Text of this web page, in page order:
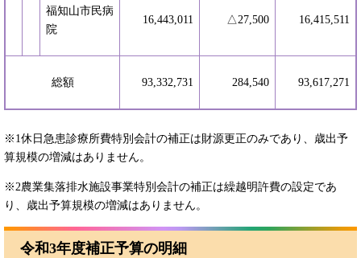
福知山市民病
院
16,443,011 △27,500 16,415,511
総額 93,332,731 284,540 93,617,271
※1休日急患診療所費特別会計の補正は財源更正のみであり、歳出予
算規模の増減はありません。
※2農業集落排水施設事業特別会計の補正は繰越明許費の設定であ
り、歳出予算規模の増減はありません。
令和3年度補正予算の明細